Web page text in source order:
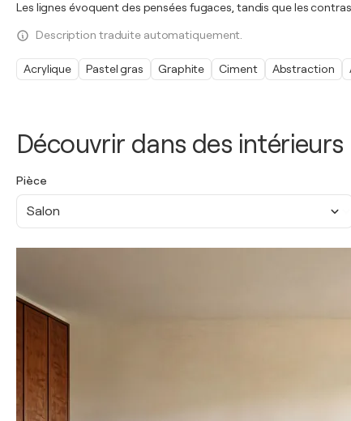
Découvrir dans des intérieurs
Pièce
Salon
Les lignes évoquent des pensées fugaces, tandis que les
Description traduite automatiquement.
Acrylique Pastel gras Graphite Ciment Abstraction